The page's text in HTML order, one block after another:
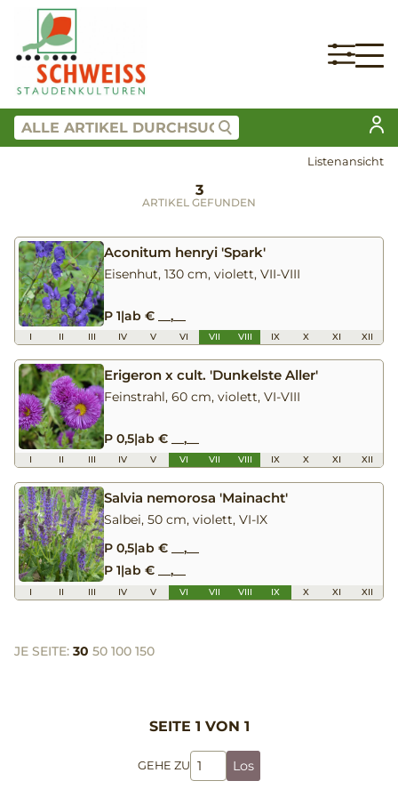
Listenansicht
3
ARTIKEL GEFUNDEN
Aconitum henryi 'Spark'
Eisenhut, 130 cm, violett, VII-VIII
P 1|ab € __,__
I II III IV V VI VII VIII IX X XI XII
Erigeron x cult. 'Dunkelste Aller'
Feinstrahl, 60 cm, violett, VI-VIII
P 0,5|ab € __,__
I II III IV V VI VII VIII IX X XI XII
Salvia nemorosa 'Mainacht'
Salbei, 50 cm, violett, VI-IX
P 0,5|ab € __,__
P 1|ab € __,__
I II III IV V VI VII VIII IX X XI XII
JE SEITE: 30 50 100 150
SEITE 1 VON 1
GEHE ZU Los